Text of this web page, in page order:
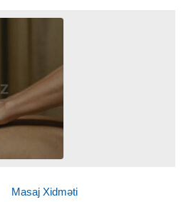
Masaj Xidməti